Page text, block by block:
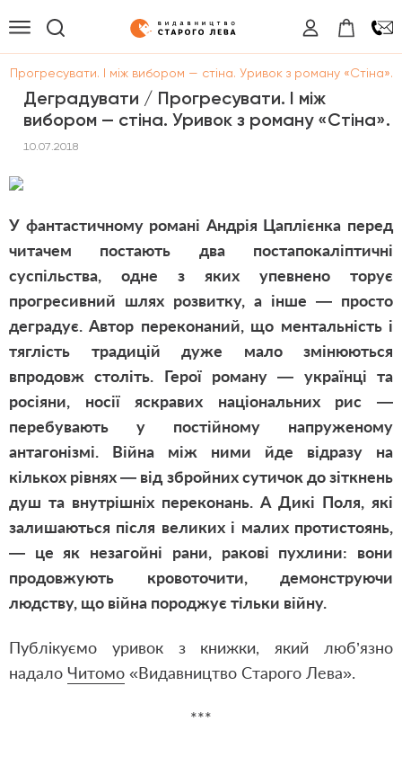
Прогресувати. І між вибором — стіна. Уривок з роману «Стіна».
Деградувати / Прогресувати. І між
вибором — стіна. Уривок з роману «Стіна».
10.07.2018
У фантастичному романі Андрія Цаплієнка перед
читачем постають два постапокаліптичні
суспільства, одне з яких упевнено торує
прогресивний шлях розвитку, а інше — просто
деградує. Автор переконаний, що ментальність і
тяглість традицій дуже мало змінюються
впродовж століть. Герої роману — українці та
росіяни, носії яскравих національних рис —
перебувають у постійному напруженому
антагонізмі. Війна між ними йде відразу на
кількох рівнях — від збройних сутичок до зіткнень
душ та внутрішніх переконань. А Дикі Поля, які
залишаються після великих і малих протистоянь,
— це як незагойні рани, ракові пухлини: вони
продовжують кровоточити, демонструючи
людству, що війна породжує тільки війну.
Публікуємо уривок з книжки, який люб’язно
надало Читомо «Видавництво Старого Лева».
***